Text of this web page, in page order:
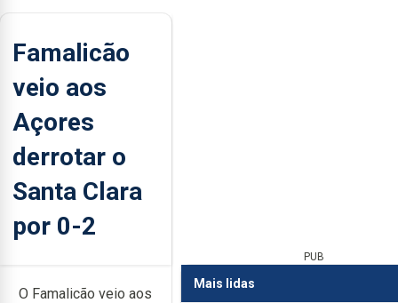
Famalicão
veio aos
Açores
derrotar o
Santa Clara
por 0-2
O Famalicão veio aos
PUB
Mais lidas